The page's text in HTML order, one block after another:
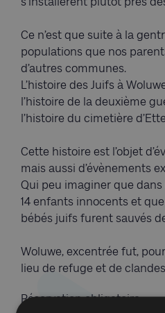
Ce n’est que suite à la
populations que nos
d’autres communes.
L’histoire des Juifs à
l’histoire de la deuxième
l’histoire du cimetière
Cette histoire est l’objet
mais aussi d’évènements
Qui peu imaginer que
14 enfants innocents et
bébés juifs furent sauvés
Woluwe, excentrée fut,
lieu de refuge et de
Réservation obligatoire